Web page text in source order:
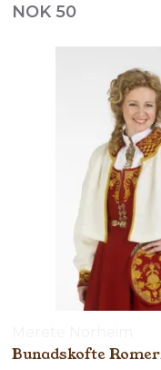
NOK 50
Bunadskofte